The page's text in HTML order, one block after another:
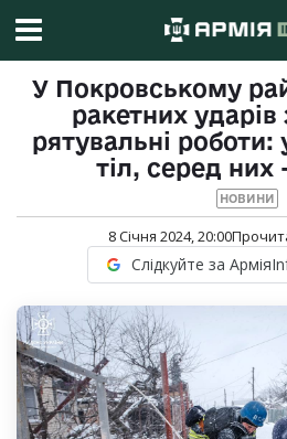
У Покровському
ракетних
рятувальні роботи:
тіл, серед них
НОВИНИ
8 Січня 2024, 20:00
Слідкуйте за